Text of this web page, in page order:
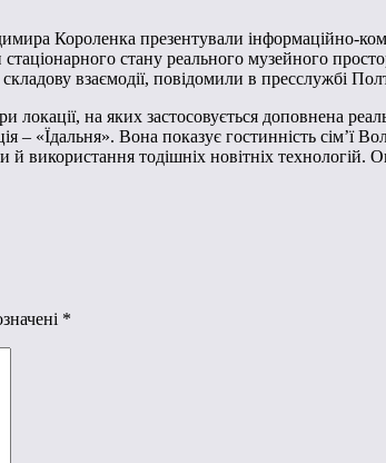
Короленка презентували інформаційно-
стану реального музейного
взаємодії, повідомили в пресслужбі
на яких застосовується доповнена
«Їдальня». Вона показує гостинність сім’ї
використання тодішніх новітніх
*